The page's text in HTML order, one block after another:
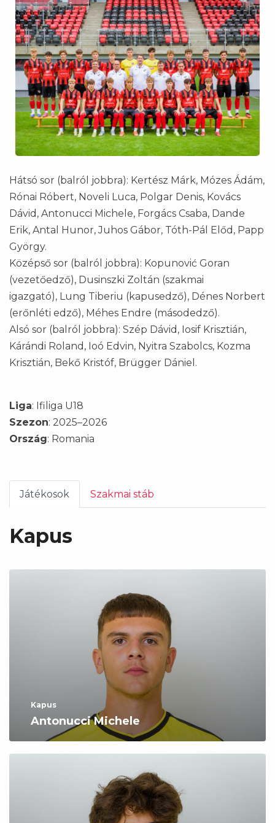
Hátsó sor (balról jobbra): Kertész Márk, Mózes Ádám,
Rónai Róbert, Noveli Luca, Polgar Denis, Kovács
Dávid, Antonucci Michele, Forgács Csaba, Dande
Erik, Antal Hunor, Juhos Gábor, Tóth-Pál Előd, Papp
György.
Középső sor (balról jobbra): Kopunović Goran
(vezetőedző), Dusinszki Zoltán (szakmai
igazgató), Lung Tiberiu (kapusedző), Dénes Norbert
(erőnléti edző), Méhes Endre (másodedző).
Alsó sor (balról jobbra): Szép Dávid, Iosif Krisztián,
Kárándi Roland, Ioó Edvin, Nyitra Szabolcs, Kozma
Krisztián, Bekő Kristóf, Brügger Dániel.
Liga: Ifiliga U18
Szezon: 2025–2026
Ország: Romania
Játékosok Szakmai stáb
Kapus
Kapus
Antonucci Michele